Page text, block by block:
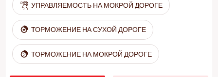
УПРАВЛЯЕМОСТЬ НА МОКРОЙ ДОРОГЕ
ТОРМОЖЕНИЕ НА СУХОЙ ДОРОГЕ
ТОРМОЖЕНИЕ НА МОКРОЙ ДОРОГЕ